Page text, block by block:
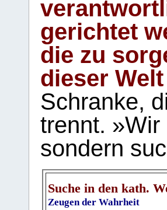
gerichtet
die zu
dieser
Schranke,
trennt.
sondern
Suche in den kath.
Zeugen der Wahrheit